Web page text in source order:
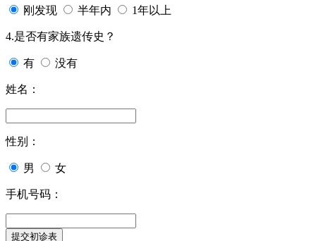
刚发现 半年内 1年以上
4.是否有家族遗传史？
有 没有
姓名：
性别：
男 女
手机号码：